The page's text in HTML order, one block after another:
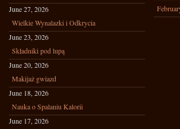
June 27, 2026
Wielkie Wynalazki i Odkrycia
June 23, 2026
Składniki pod lupą
June 20, 2026
Makijaż gwiazd
June 18, 2026
Nauka o Spalaniu Kalorii
June 17, 2026